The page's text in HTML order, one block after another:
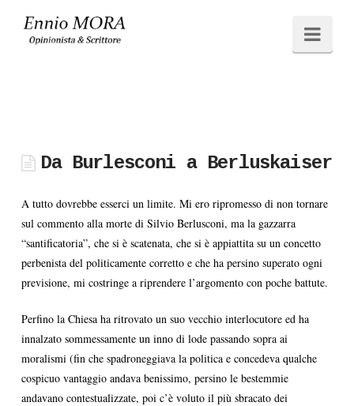
Ennio
Da Burlesconi a Berluskaiser
A tutto dovrebbe esserci un limite. Mi ero ripromesso di non tornare
sul commento alla morte di Silvio Berlusconi, ma la gazzarra
“santificatoria”, che si è scatenata, che si è appiattita su un concetto
perbenista del politicamente corretto e che ha persino superato ogni
previsione, mi costringe a riprendere l’argomento con poche battute.
Perfino la Chiesa ha ritrovato un suo vecchio interlocutore ed ha
innalzato sommessamente un inno di lode passando sopra ai
moralismi (fin che spadroneggiava la politica e concedeva qualche
cospicuo vantaggio andava benissimo, persino le bestemmie
andavano contestualizzate, poi c’è voluto il più sbracato dei